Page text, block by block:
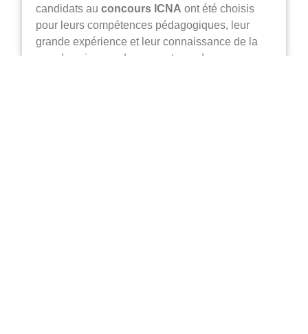
candidats auconcours ICNA ont été choisis
pour leurs compétences pédagogiques, leur
grande expérience et leur connaissance de la
grande exigence des correcteurs du concours.